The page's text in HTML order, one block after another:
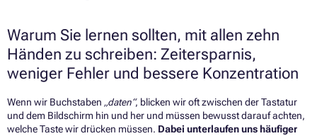
Warum Sie lernen sollten, mit allen zehn
Händen zu schreiben: Zeitersparnis,
weniger Fehler und bessere Konzentration
Wenn wir Buchstaben „daten“, blicken wir oft zwischen der Tastatur
und dem Bildschirm hin und her und müssen bewusst darauf achten,
welche Taste wir drücken müssen. Dabei unterlaufen uns häufiger